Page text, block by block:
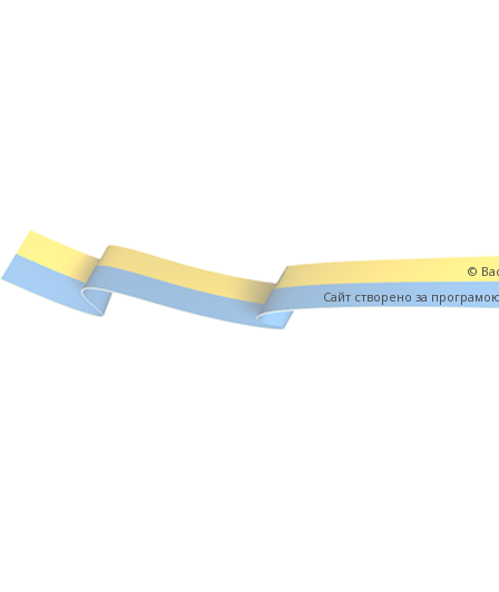
©
Cайт створено за